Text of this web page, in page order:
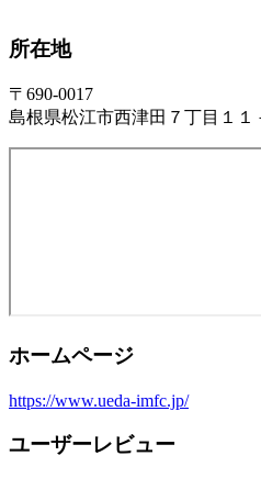
所在地
〒690-0017
島根県松江市西津田７丁目１１
ホームページ
https://www.ueda-imfc.jp/
ユーザーレビュー